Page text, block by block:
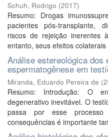
Schuh, Rodrigo (2017)
Resumo: Drogas
pacientes pós-transplante,
riscos de rejeição inerentes
entanto, seus efeitos
Análise estereológica dos
espermatogênese em
Miranda, Eduardo Pereira de (
Resumo: Introdução: O
degenerativo inevitável. O
passa por esse
consequências é importante